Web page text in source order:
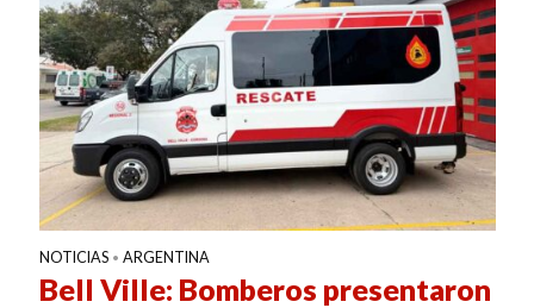
NOTICIAS • ARGENTINA
Bell Ville: Bomberos presentaron